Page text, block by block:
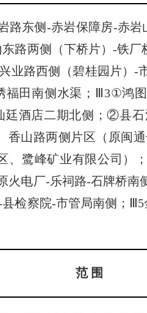
路东侧-赤岩保障房-赤
路两侧（下桥片）-铁
业路西侧（碧桂园片）-
福田南侧水渠；Ⅲ3①鸿
廷酒店二期北侧；②县
香山路两侧片区（原闽
、鹭峰矿业有限公司）
火电厂-乐祠路-石牌桥南
检察院-市管局南侧；
范围